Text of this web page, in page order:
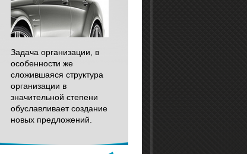
Задача организации, в
особенности же
сложившаяся структура
организации в
значительной степени
обуславливает создание
новых предложений.